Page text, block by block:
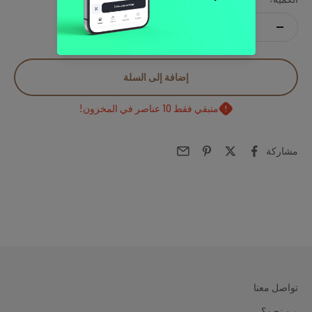
إضافة إلى السلة
متبقي فقط 10 عناصر في المخزون!
مشاركة
تواصل معنا